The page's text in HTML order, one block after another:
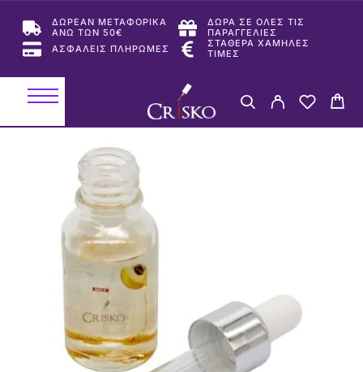
ΔΩΡΕΑΝ ΜΕΤΑΦΟΡΙΚΑ
ΑΝΩ ΤΩΝ 50€
ΔΩΡΑ ΣΕ ΟΛΕΣ ΤΙΣ
ΠΑΡΑΓΓΕΛΙΕΣ
ΑΣΦΑΛΕΙΣ ΠΛΗΡΩΜΕΣ
ΣΤΑΘΕΡΑ ΧΑΜΗΛΕΣ
ΤΙΜΕΣ